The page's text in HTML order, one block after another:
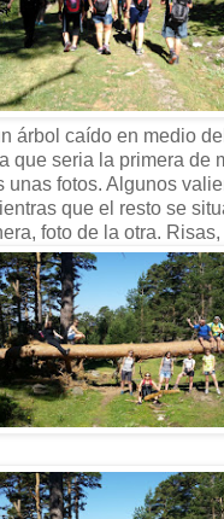
árbol caído en medio
que seria la primera de
unas fotos. Algunos
que el resto se
foto de la otra.